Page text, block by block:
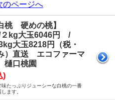
のページへ
白桃 硬めの桃】
２kg大玉6046円 /
大玉8218円（税・
）直送 エコファーマ
口桃園
)
たっぷりジューシーな白桃の一番
ます。